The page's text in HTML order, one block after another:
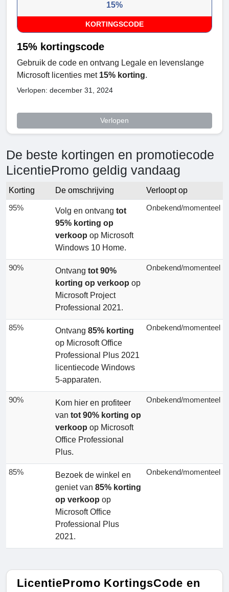
15%
KORTINGSCODE
15% kortingscode
Gebruik de code en ontvang Legale en levenslange
Microsoft licenties met 15% korting.
Verlopen: december 31, 2024
Verlopen
De beste kortingen en promotiecode
LicentiePromo geldig vandaag
Korting De omschrijving
Verloopt op
95%
Volg en ontvang tot
95% korting op
verkoop op Microsoft
Windows 10 Home.
Onbekend/momenteel
90% Ontvang tot 90%
korting op verkoop op
Microsoft Project
Professional 2021.
Onbekend/momenteel
85% Ontvang 85% korting
op Microsoft Office
Professional Plus 2021
licentiecode Windows
5-apparaten.
Onbekend/momenteel
90%
Kom hier en profiteer
van tot 90% korting op
verkoop op Microsoft
Office Professional
Plus.
Onbekend/momenteel
85%
Bezoek de winkel en
geniet van 85% korting
op verkoop op
Microsoft Office
Professional Plus
2021.
Onbekend/momenteel
LicentiePromo KortingsCode en